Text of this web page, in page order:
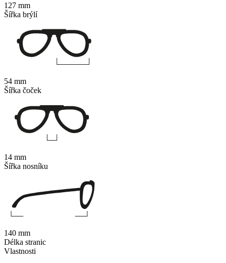
Vlastnosti
127 mm
Šířka brýlí
54 mm
Šířka čoček
14 mm
Šířka nosníku
140 mm
Délka stranic